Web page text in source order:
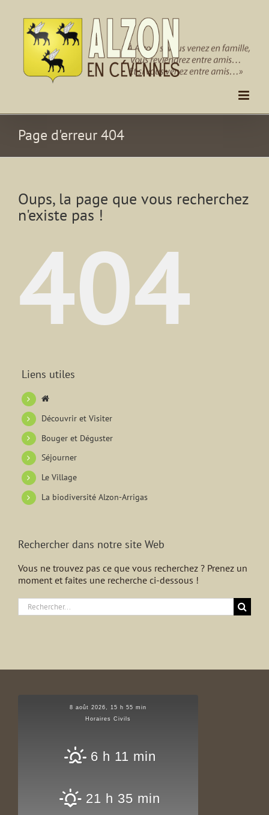
contenu
Page d'erreur 404
Oups, la page que vous recherchez
n'existe pas !
404
Liens utiles
Découvrir et Visiter
Bouger et Déguster
Séjourner
Le Village
La biodiversité Alzon-Arrigas
Rechercher dans notre site Web
Vous ne trouvez pas ce que vous recherchez ? Prenez un
moment et faites une recherche ci-dessous !
Rechercher:
8 août 2026, 15 h 55 min
Horaires Civils
6 h 11 min
21 h 35 min